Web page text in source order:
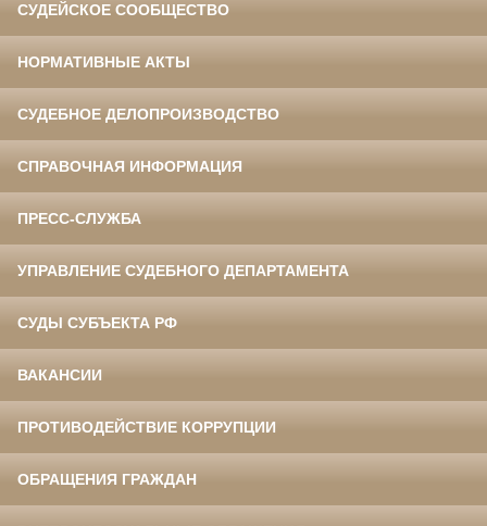
СУДЕЙСКОЕ СООБЩЕСТВО
НОРМАТИВНЫЕ АКТЫ
СУДЕБНОЕ ДЕЛОПРОИЗВОДСТВО
СПРАВОЧНАЯ ИНФОРМАЦИЯ
ПРЕСС-СЛУЖБА
УПРАВЛЕНИЕ СУДЕБНОГО ДЕПАРТАМЕНТА
СУДЫ СУБЪЕКТА РФ
ВАКАНСИИ
ПРОТИВОДЕЙСТВИЕ КОРРУПЦИИ
ОБРАЩЕНИЯ ГРАЖДАН